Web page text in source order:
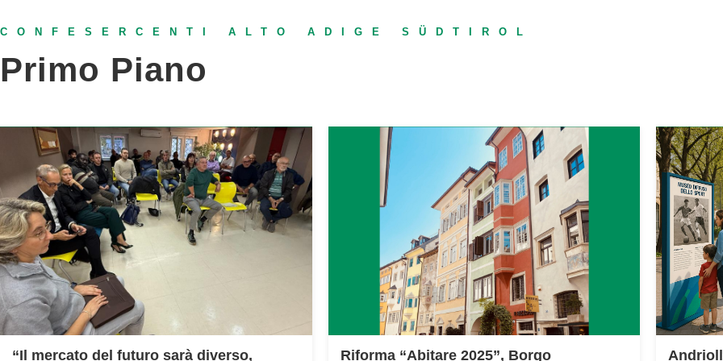
CONFESERCENTI ALTO ADIGE SÜDTIROL
Primo Piano
Riforma “Abitare 2025”, Borgo Andriollo: “Un Museo Diffuso nei